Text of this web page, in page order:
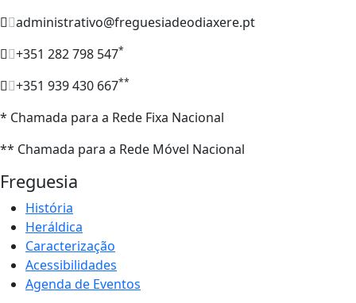
administrativo@freguesiadeodiaxere.pt
+351 282 798 547*
+351 939 430 667**
* Chamada para a Rede Fixa Nacional
** Chamada para a Rede Móvel Nacional
Freguesia
História
Heráldica
Caracterização
Acessibilidades
Agenda de Eventos